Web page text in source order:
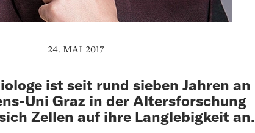
24. MAI 2017
ist seit rund sieben Jahren an
Uni Graz in der Altersforschung
Zellen auf ihre Langlebigkeit an.